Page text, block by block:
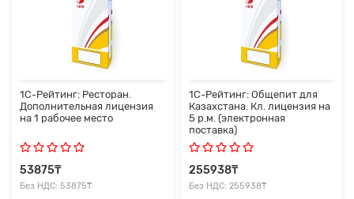
1С-Рейтинг: Ресторан.
Дополнительная лицензия
на 1 рабочее место
53875₸
Без НДС: 53875₸
1С-Рейтинг: Общепит для
Казахстана. Кл. лицензия на
5 р.м. (электронная
поставка)
255938₸
Без НДС: 255938₸